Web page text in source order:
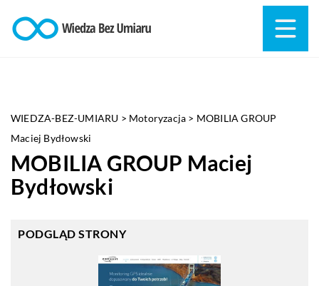
WIEDZA-BEZ-UMIARU > Motoryzacja > MOBILIA GROUP
Maciej Bydłowski
MOBILIA GROUP Maciej
Bydłowski
PODGLĄD STRONY